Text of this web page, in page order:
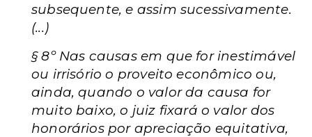
subsequente, e assim sucessivamente.
(...)
§ 8º Nas causas em que for inestimável
ou irrisório o proveito econômico ou,
ainda, quando o valor da causa for
muito baixo, o juiz fixará o valor dos
honorários por apreciação equitativa,